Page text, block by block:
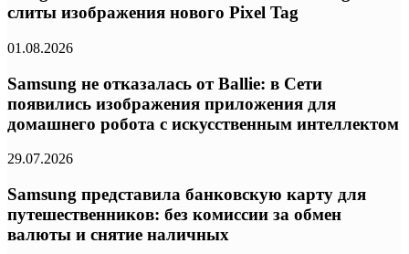
слиты изображения нового Pixel Tag
01.08.2026
Samsung не отказалась от Ballie: в Сети
появились изображения приложения для
домашнего робота с искусственным интеллектом
29.07.2026
Samsung представила банковскую карту для
путешественников: без комиссии за обмен
валюты и снятие наличных